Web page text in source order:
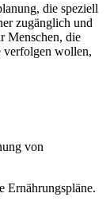
die speziell
zugänglich und
Menschen, die
verfolgen wollen,
von
Ernährungspläne.